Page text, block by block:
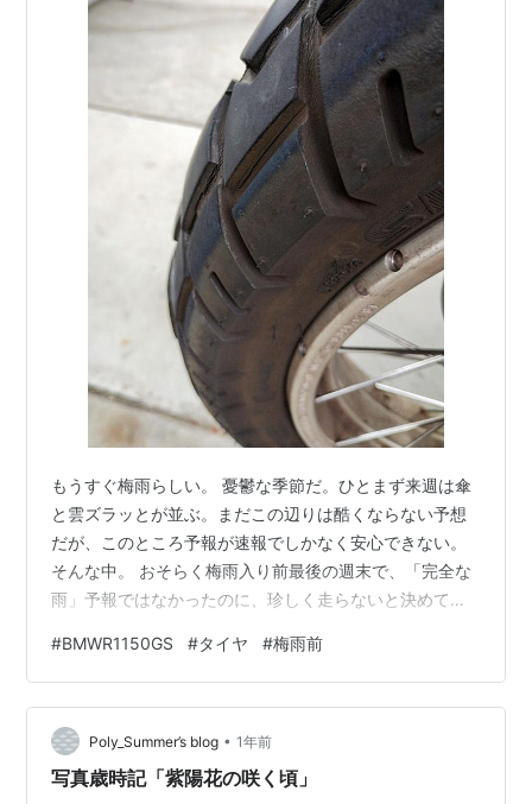
もうすぐ梅雨らしい。 憂鬱な季節だ。ひとまず来週は傘
と雲ズラッとが並ぶ。まだこの辺りは酷くならない予想
だが、このところ予報が速報でしかなく安心できない。
そんな中。 おそらく梅雨入り前最後の週末で、「完全な
雨」予報ではなかったのに、珍しく走らないと決めて
E705。コスパが良くアフリカ時代によく使ってたミシュ
ランのSIRACに似てて気に入ってる。すっかりロード専
門だけど、ロードタイヤには抵抗があって。完全に見た
目重視。 で、流石に偏摩耗が進んでるし、ぼちぼちオイ
ル交換時期でもあるから同時に頼もうと検討している次
#BMWR1150GS #タイヤ #梅雨前
Poly_Summer’s blog • 1年前
写真歳時記「紫陽花の咲く頃」